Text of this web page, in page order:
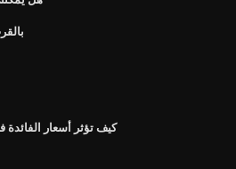
كيف تؤثر أسعار